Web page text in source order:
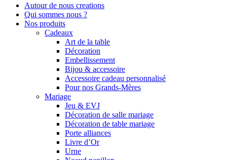
Autour de nous creations
Qui sommes nous ?
Nos produits
Cadeaux
Art de la table
Décoration
Embellissement
Bijou & accessoire
Accessoire cadeau personnalisé
Pour nos Grands-Mères
Mariage
Jeu & EVJ
Décoration de salle mariage
Décoration de table mariage
Porte alliances
Livre d’Or
Urne